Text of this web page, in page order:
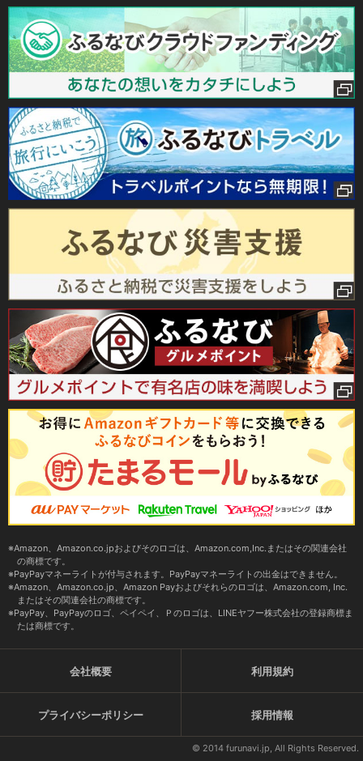
Amazon、Amazon.co.jpおよびそのロゴは、Amazon.com,Inc.またはその関連会社
の商標です。
PayPayマネーライトが付与されます。PayPayマネーライトの出金はできません。
Amazon、Amazon.co.jp、Amazon Payおよびそれらのロゴは、Amazon.com, Inc.
またはその関連会社の商標です。
PayPay、PayPayのロゴ、ペイペイ、Ｐのロゴは、LINEヤフー株式会社の登録商標ま
たは商標です。
会社概要 利用規約
プライバシーポリシー 採用情報
© 2014 furunavi.jp, All Rights Reserved.